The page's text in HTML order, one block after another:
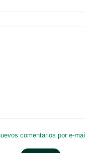
comentarios por e-mail